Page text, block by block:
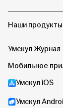
Наши продукты
Умскул Журнал
Мобильное
Умскул iOS
Умскул